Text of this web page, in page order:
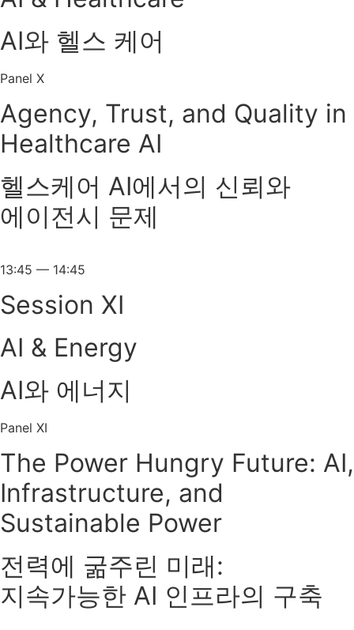
AI와 헬스 케어
Panel X
Agency, Trust, and Quality in
Healthcare AI
헬스케어 AI에서의 신뢰와
에이전시 문제
13:45 — 14:45
Session XI
AI & Energy
AI와 에너지
Panel XI
The Power Hungry Future: AI,
Infrastructure, and
Sustainable Power
전력에 굶주린 미래:
지속가능한 AI 인프라의 구축